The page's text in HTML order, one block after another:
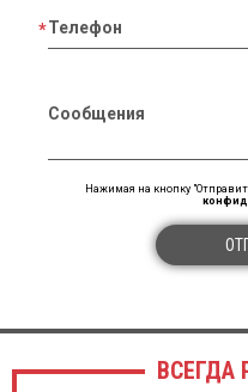
Телефон
Сообщения
Нажимая на кнопку
ВСЕГДА